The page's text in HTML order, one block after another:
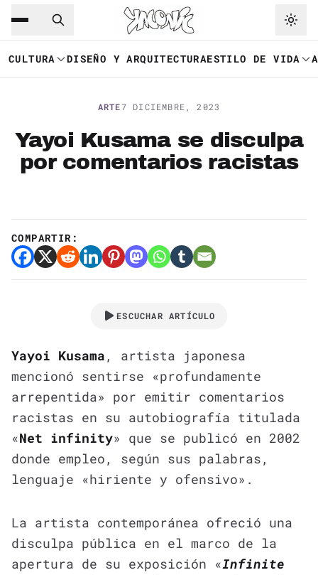
Saltar al contenido principal
CULTURA DISEÑO Y ARQUITECTURAESTILO DE VIDA
ARTE7 DICIEMBRE, 2023
Yayoi Kusama se disculpa
por comentarios racistas
COMPARTIR:
ESCUCHAR ARTÍCULO
Yayoi Kusama , artista japonesa
mencionó sentirse «profundamente
arrepentida» por emitir comentarios
racistas en su autobiografía titulada
«Net infinity» que se publicó en 2002
donde empleo, según sus palabras,
lenguaje «hiriente y ofensivo».
La artista contemporánea ofreció una
disculpa pública en el marco de la
apertura de su exposición «Infinite